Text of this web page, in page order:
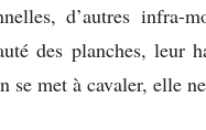
d’autres
des planches, leur
met à cavaler, elle